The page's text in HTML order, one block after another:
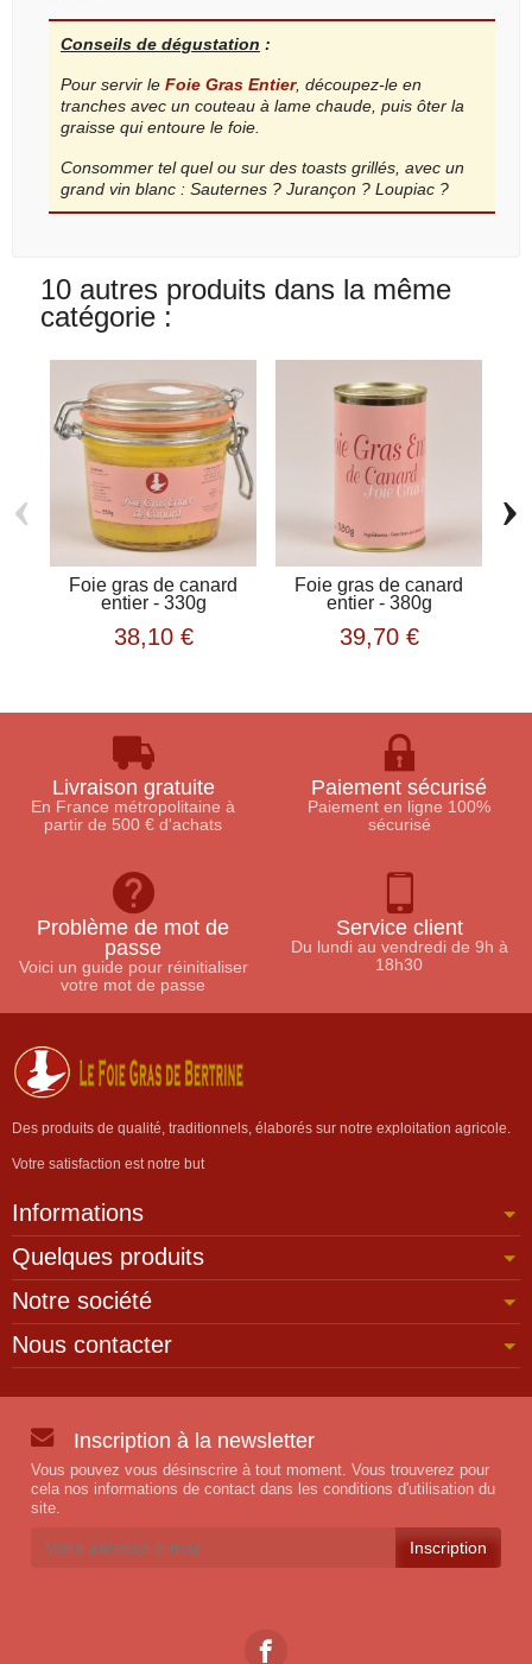
Conseils de dégustation :
Pour servir le Foie Gras Entier, découpez-le en
tranches avec un couteau à lame chaude, puis ôter la
graisse qui entoure le foie.
Consommer tel quel ou sur des toasts grillés, avec un
grand vin blanc : Sauternes ? Jurançon ? Loupiac ?
10 autres produits dans la même
catégorie :
Foie gras de canard
entier - 330g
38,10 €
Foie gras de canard
entier - 380g
39,70 €
‹ ›
Livraison gratuite
En France métropolitaine à
partir de 500 € d'achats
Paiement sécurisé
Paiement en ligne 100%
sécurisé
Problème de mot de
passe
Voici un guide pour réinitialiser
votre mot de passe
Service client
Du lundi au vendredi de 9h à
18h30
Des produits de qualité, traditionnels, élaborés sur notre exploitation agricole.
Votre satisfaction est notre but
Informations
Quelques produits
Notre société
Nous contacter
Inscription à la newsletter
Vous pouvez vous désinscrire à tout moment. Vous trouverez pour
cela nos informations de contact dans les conditions d'utilisation du
site.